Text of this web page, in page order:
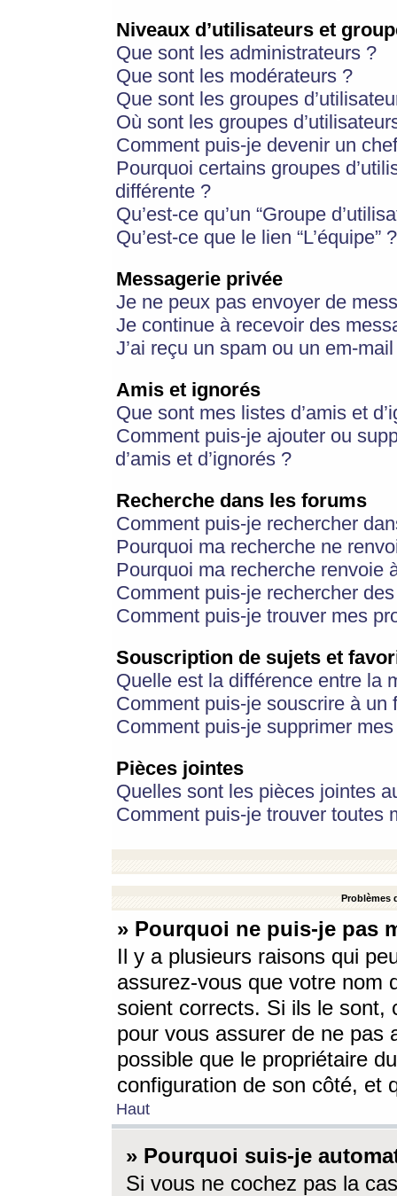
Niveaux d’utilisateurs et
Que sont les administrateurs ?
Que sont les modérateurs ?
Que sont les groupes
Où sont les groupes
Comment puis-je devenir un
Pourquoi certains groupes
différente ?
Qu’est-ce qu’un “Groupe
Qu’est-ce que le lien “L’équipe” ?
Messagerie privée
Je ne peux pas envoyer de
Je continue à recevoir des
J’ai reçu un spam ou un em-
Amis et ignorés
Que sont mes listes d’amis et
Comment puis-je ajouter ou
d’amis et d’ignorés ?
Recherche dans les forums
Comment puis-je rechercher
Pourquoi ma recherche ne
Pourquoi ma recherche renvoie
Comment puis-je rechercher
Comment puis-je trouver mes
Souscription de sujets et
Quelle est la différence entre la
Comment puis-je souscrire à
Comment puis-je supprimer
Pièces jointes
Quelles sont les pièces jointes
Comment puis-je trouver toutes
Problèmes
» Pourquoi ne puis-je pas
Il y a plusieurs raisons qui
assurez-vous que votre nom
soient corrects. Si ils le sont,
pour vous assurer de ne pas
possible que le propriétaire
configuration de son côté, et
Haut
» Pourquoi suis-je
Si vous ne cochez pas la